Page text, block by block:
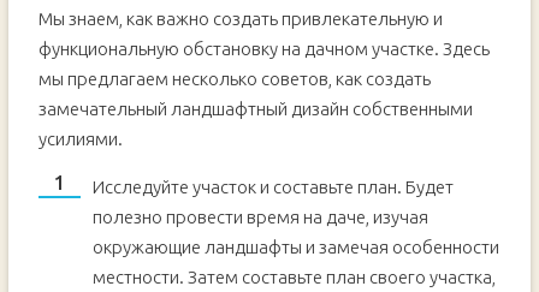
Мы знаем, как важно создать привлекательную и
функциональную обстановку на дачном участке. Здесь
мы предлагаем несколько советов, как создать
замечательный ландшафтный дизайн собственными
усилиями.
Исследуйте участок и составьте план. Будет
полезно провести время на даче, изучая
окружающие ландшафты и замечая особенности
местности. Затем составьте план своего участка,